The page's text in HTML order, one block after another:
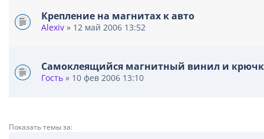
Крепление на магнитах к авто
Alexiv » 12 май 2006 13:52
Самоклеящийся магнитный винил и
Гость » 10 фев 2006 13:10
Показать темы за: